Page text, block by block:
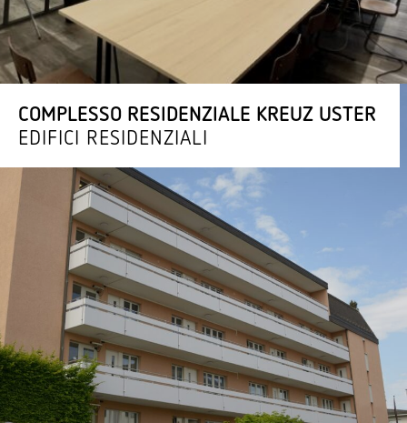
COMPLESSO RESI­DEN­ZIALE KREUZ USTER
EDIFICI RESIDENZIALI